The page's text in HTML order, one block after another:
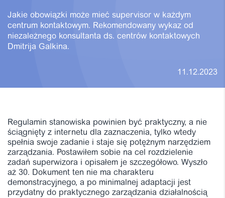
11.12.2023
Jakie obowiązki może mieć supervisor w każdym
centrum kontaktowym. Rekomendowany wykaz od
niezależnego konsultanta ds. centrów kontaktowych
Dmitrija Galkina.
Regulamin stanowiska powinien być praktyczny, a nie
ściągnięty z internetu dla zaznaczenia, tylko wtedy
spełnia swoje zadanie i staje się potężnym narzędziem
zarządzania. Postawiłem sobie na cel rozdzielenie
zadań superwizora i opisałem je szczegółowo. Wyszło
aż 30. Dokument ten nie ma charakteru
demonstracyjnego, a po minimalnej adaptacji jest
przydatny do praktycznego zarządzania działalnością